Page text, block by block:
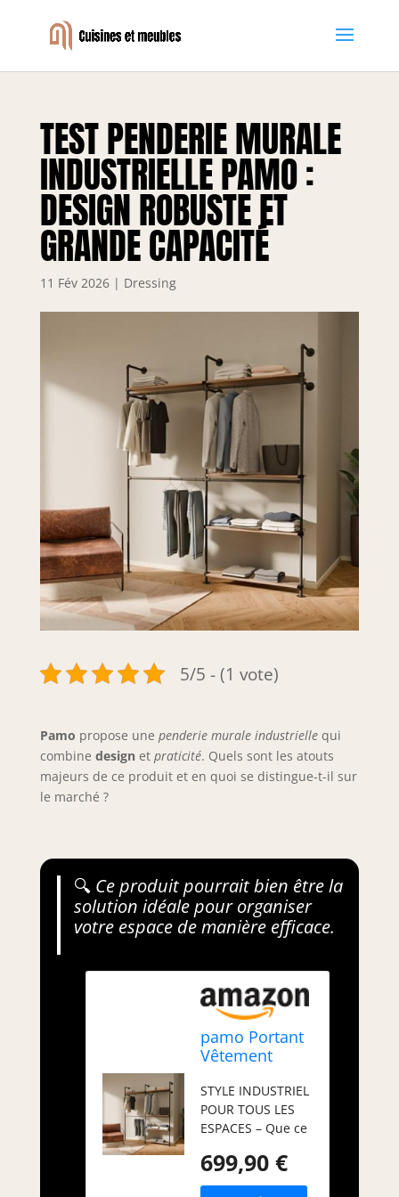
TEST PENDERIE MURALE
INDUSTRIELLE PAMO :
DESIGN ROBUSTE ET
GRANDE CAPACITÉ
11 Fév 2026| Dressing
5/5 - (1 vote)
Pamo propose une penderie murale industriellequi
combine design et praticité. Quels sont les atouts
majeurs de ce produit et en quoi se distingue-t-il sur
le marché ?
🔍 Ce produit pourrait bien être la
solution idéale pour organiser
votre espace de manière efficace.
pamo Portant
Vêtement
Industriel –
Capacité 360
kg |
cm
STYLE INDUSTRIEL
POUR TOUS LES
ESPACES – Que ce
maison ou une
boutique de
699,90 €